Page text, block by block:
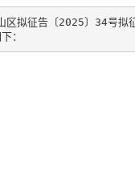
拟征告〔2025〕34号拟
：